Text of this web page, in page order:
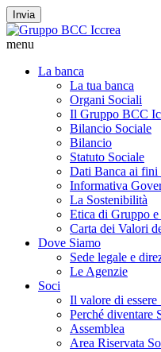
Invia
menu
La banca
La tua banca
Organi Sociali
Il Gruppo BCC
Bilancio Sociale
Bilancio
Statuto Sociale
Dati Banca ai fini
Informativa
La Sostenibilità
Etica di Gruppo
Carta dei Valori
Dove Siamo
Sede legale e
Le Agenzie
Soci
Il valore di essere
Perché diventare
Assemblea
Area Riservata